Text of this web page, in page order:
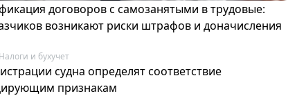
договоров с самозанятыми в трудовые:
возникают риски штрафов и доначисления
Налоги и бухучет
судна определят соответствие
признакам